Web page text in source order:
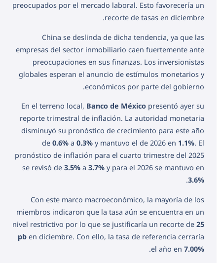
preocupados por el mercado laboral. Esto favorecería un
recorte de tasas en diciembre.
China se deslinda de dicha tendencia, ya que las
empresas del sector inmobiliario caen fuertemente ante
preocupaciones en sus finanzas. Los inversionistas
globales esperan el anuncio de estímulos monetarios y
económicos por parte del gobierno.
En el terreno local, Banco de México presentó ayer su
reporte trimestral de inflación. La autoridad monetaria
disminuyó su pronóstico de crecimiento para este año
de0.6% a0.3% y mantuvo el de 2026 en 1.1%. El
pronóstico de inflación para el cuarto trimestre del 2025
se revisó de3.5% a3.7% y para el 2026 se mantuvo en
3.6%
.
Con este marco macroeconómico, la mayoría de los
miembros indicaron que la tasa aún se encuentra en un
nivel restrictivo por lo que se justificaría un recorte de25
pb en diciembre. Con ello, la tasa de referencia cerraría
el año en7.00%
.